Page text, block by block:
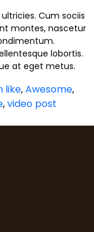
Cum sociis
montes, nascetur
lobortis.
at eget metus.
like,Awesome,
,video post